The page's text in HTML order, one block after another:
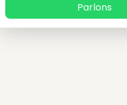
Parlons